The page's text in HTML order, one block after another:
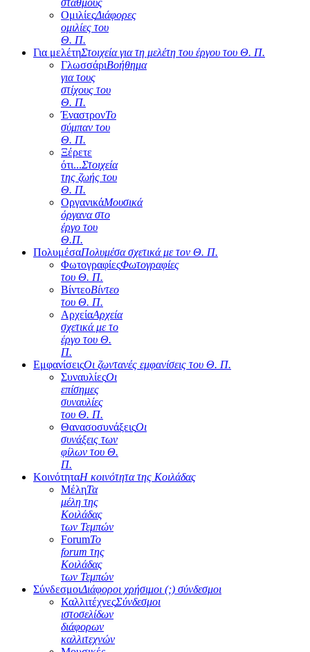
σταθμούς
ΟμιλίεςΔιάφορες
ομιλίες του
Θ. Π.
Για μελέτηΣτοιχεία για τη μελέτη του έργου του Θ. Π.
ΓλωσσάριΒοήθημα
για τους
στίχους του
Θ. Π.
ΈναστρονΤο
σύμπαν του
Θ. Π.
Ξέρετε
ότι...Στοιχεία
της ζωής του
Θ. Π.
ΟργανικάΜουσικά
όργανα στο
έργο του
Θ.Π.
ΠολυμέσαΠολυμέσα σχετικά με τον Θ. Π.
ΦωτογραφίεςΦωτογραφίες
του Θ. Π.
ΒίντεοΒίντεο
του Θ. Π.
ΑρχείαΑρχεία
σχετικά με το
έργο του Θ.
Π.
ΕμφανίσειςΟι ζωντανές εμφανίσεις του Θ. Π.
ΣυναυλίεςΟι
επίσημες
συναυλίες
του Θ. Π.
ΘανασοσυνάξειςΟι
συνάξεις των
φίλων του Θ.
Π.
ΚοινότηταΗ κοινότητα της Κοιλάδας
ΜέληΤα
μέλη της
Κοιλάδας
των Τεμπών
ForumΤο
forum της
Κοιλάδας
των Τεμπών
ΣύνδεσμοιΔιάφοροι χρήσιμοι (;) σύνδεσμοι
ΚαλλιτέχνεςΣύνδεσμοι
ιστοσελίδων
διάφορων
καλλιτεχνών